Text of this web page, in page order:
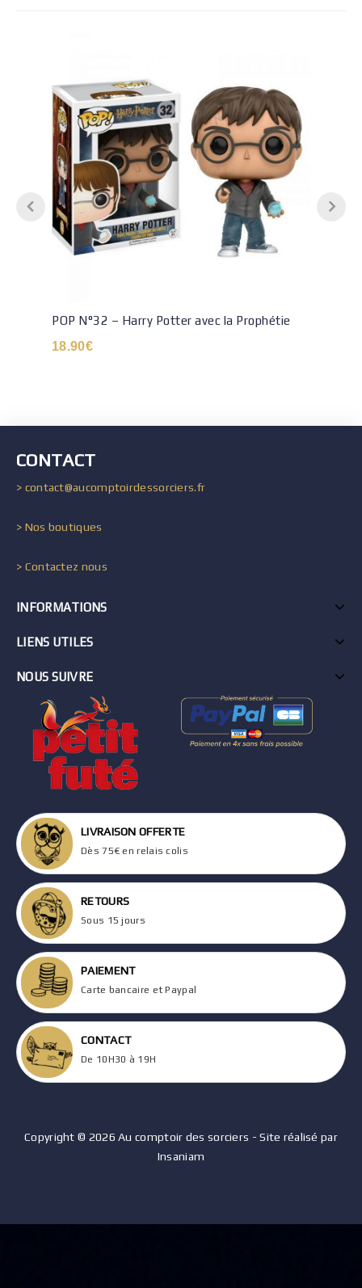
POP N°32 – Harry Potter avec la Prophétie
18.90€
CONTACT
> contact@aucomptoirdessorciers.fr
> Nos boutiques
> Contactez nous
INFORMATIONS
LIENS UTILES
NOUS SUIVRE
LIVRAISON OFFERTE
Dès 75€ en relais colis
RETOURS
Sous 15 jours
PAIEMENT
Carte bancaire et Paypal
CONTACT
De 10H30 à 19H
Copyright © 2026 Au comptoir des sorciers - Site réalisé par
Insaniam